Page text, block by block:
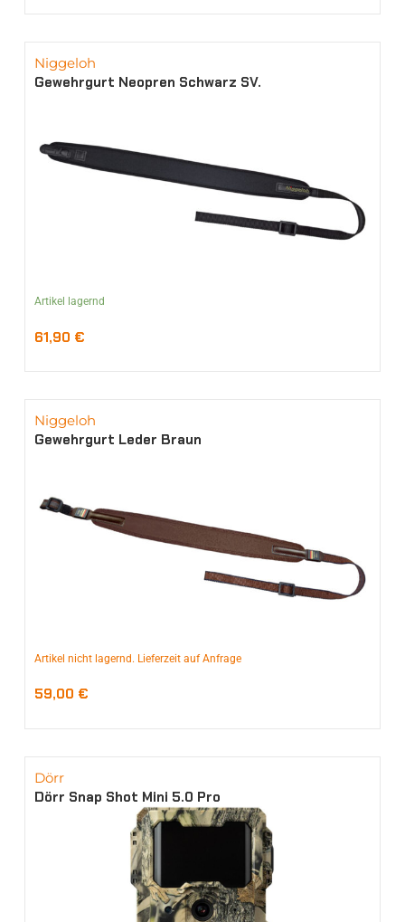
Niggeloh
Gewehrgurt Neopren Schwarz SV.
Artikel lagernd
61,90 €
Niggeloh
Gewehrgurt Leder Braun
Artikel nicht lagernd. Lieferzeit auf Anfrage
59,00 €
Dörr
Dörr Snap Shot Mini 5.0 Pro